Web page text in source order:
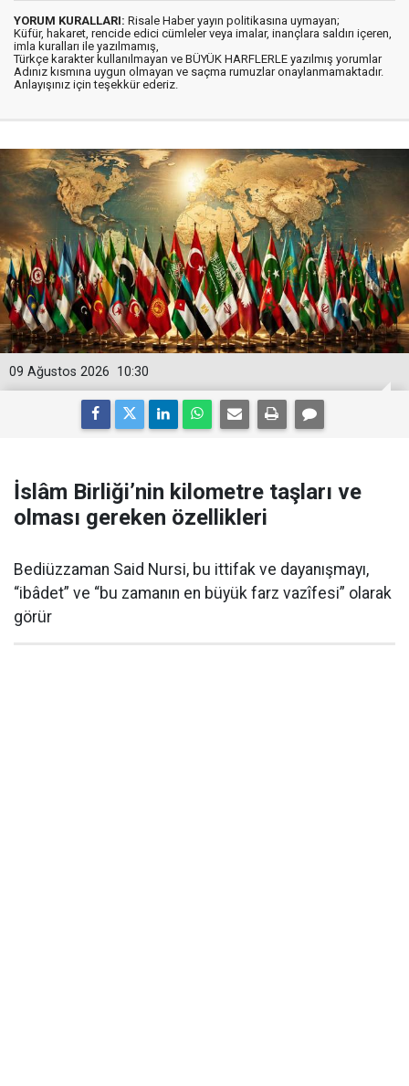
YORUM KURALLARI: Risale Haber yayın politikasına uymayan;
Küfür, hakaret, rencide edici cümleler veya imalar, inançlara saldırı içeren,
imla kuralları ile yazılmamış,
Türkçe karakter kullanılmayan ve BÜYÜK HARFLERLE yazılmış yorumlar
Adınız kısmına uygun olmayan ve saçma rumuzlar onaylanmamaktadır.
Anlayışınız için teşekkür ederiz.
10:30
09 Ağustos 2026
İslâm Birliği’nin kilometre taşları ve
olması gereken özellikleri
Bediüzzaman Said Nursi, bu ittifak ve dayanışmayı,
“ibâdet” ve “bu zamanın en büyük farz vazîfesi” olarak
görür